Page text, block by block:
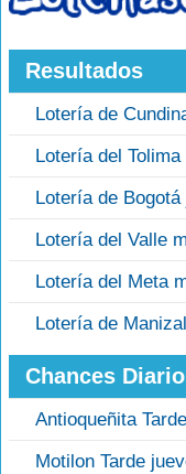
Resultados
Lotería de
Lotería del
Lotería de
Lotería del Valle
Lotería del Meta
Lotería de
Chances
Antioqueñita
Motilon Tarde